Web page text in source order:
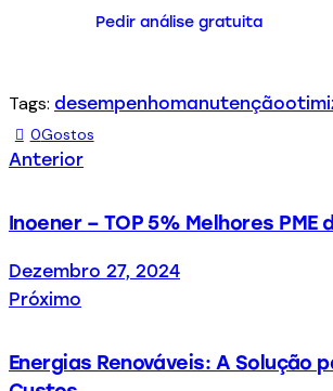
Pedir análise gratuita
Tags: desempenhomanutenção
0Gostos
Anterior
Inoener – TOP 5% Melhores PME
Dezembro 27, 2024
Próximo
Energias Renováveis: A Solução